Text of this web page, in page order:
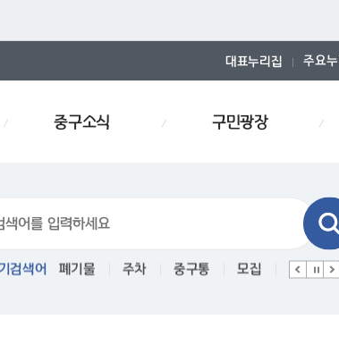
대표누리집 주요
중구소식 구민광장
검색어
티커 폐기물 주차 중구통 모집 예산서